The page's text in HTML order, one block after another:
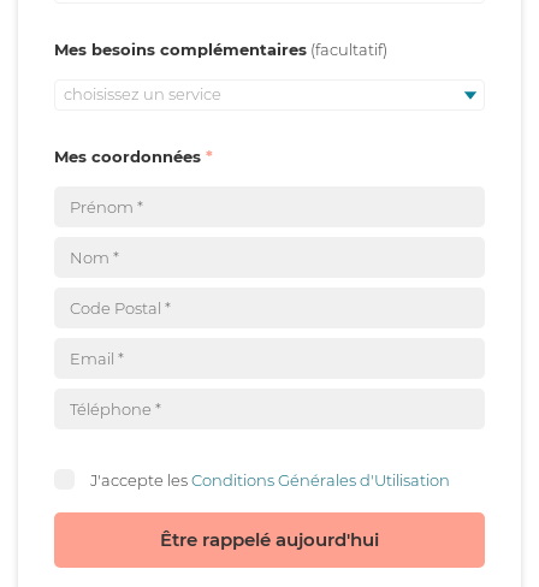
Mes besoins complémentaires
choisissez un service
Mes coordonnées
J'accepte lesConditions Générales d'Utilisation
Être rappelé aujourd'hui